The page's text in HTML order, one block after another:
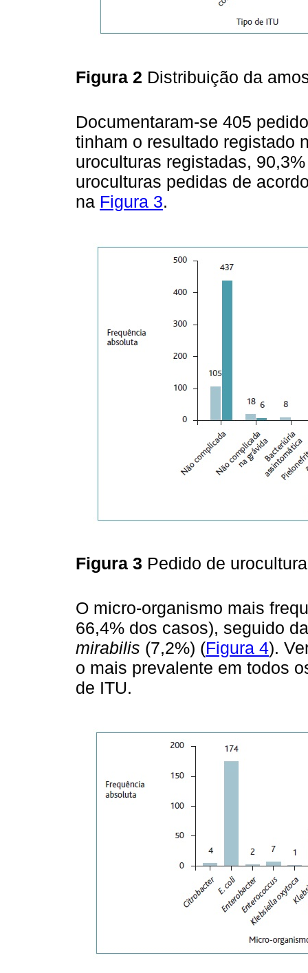
Figura 2 Distribuição da
Documentaram-se 405
tinham o resultado registado
uroculturas registadas,
uroculturas pedidas de
na Figura 3.
Figura 3 Pedido de
O micro-organismo mais
66,4% dos casos), seguido
mirabilis (7,2%) (Figura 4).
o mais prevalente em todos
de ITU.